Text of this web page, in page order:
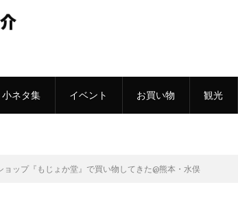
小ネタ集 イベント お買い物 観光
ップ『もじょか堂』で買い物してきた@熊本・水俣